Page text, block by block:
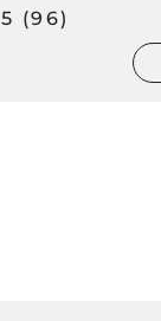
5 (96)